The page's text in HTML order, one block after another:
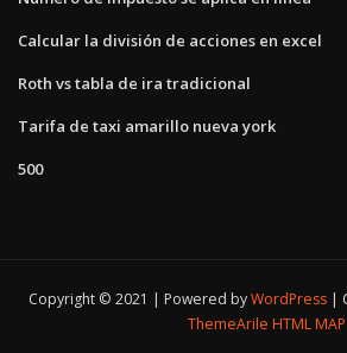
Calcular la división de acciones en excel
Roth vs tabla de ira tradicional
Tarifa de taxi amarillo nueva york
500
Copyright © 2021 | Powered byWordPress
ThemeArile HTML MAP